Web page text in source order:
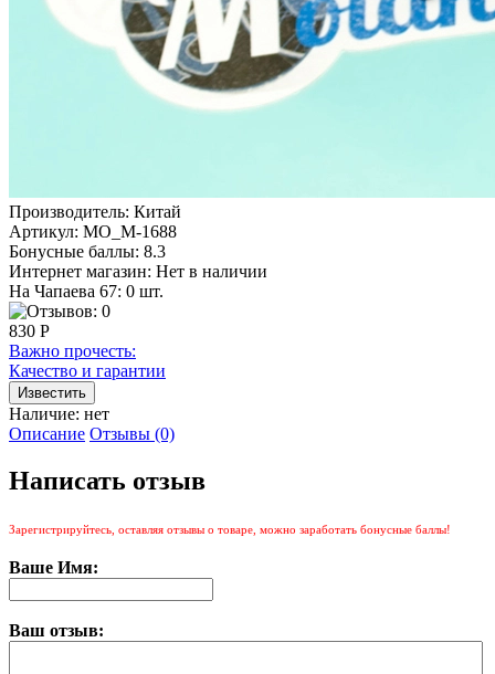
Производитель: Китай
Артикул: MO_M-1688
Бонусные баллы: 8.3
Интернет магазин: Нет в наличии
На Чапаева 67: 0 шт.
830 Р
Важно прочесть:
Качество и гарантии
Наличие: нет
Описание Отзывы (0)
Написать отзыв
Зарегистрируйтесь, оставляя отзывы о товаре, можно заработать бонусные баллы!
Ваше Имя:
Ваш отзыв: